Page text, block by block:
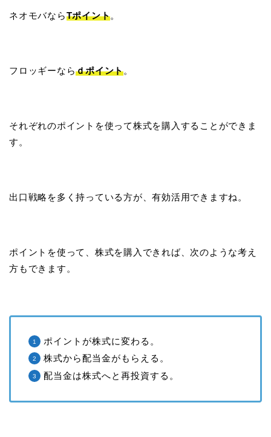
ネオモバならTポイント。
フロッギーならｄポイント。
それぞれのポイントを使って株式を購入することができま
す。
出口戦略を多く持っている方が、有効活用できますね。
ポイントを使って、株式を購入できれば、次のような考え
方もできます。
ポイントが株式に変わる。
株式から配当金がもらえる。
配当金は株式へと再投資する。